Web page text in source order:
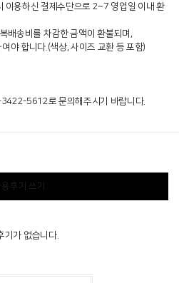
이용하신 결제수단으로 2~7 영업일 이내 환
배송비를 차감한 금액이 환불되며,
야 합니다.(색상, 사이즈 교환 등 포함)
5612로 문의해주시기 바랍니다.
용후기 쓰기
기가 없습니다.